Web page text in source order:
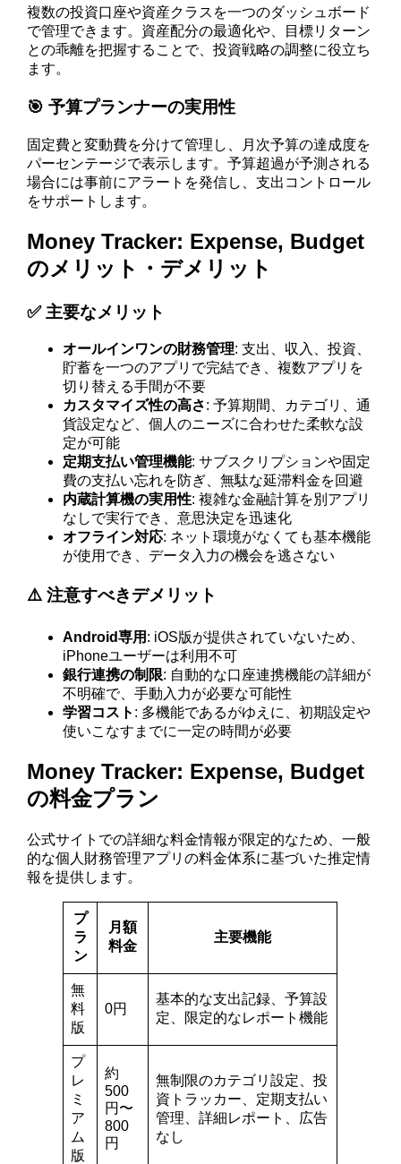
複数の投資口座や資産クラスを一つのダッシュボード
で管理できます。資産配分の最適化や、目標リターン
との乖離を把握することで、投資戦略の調整に役立ち
ます。
🎯 予算プランナーの実用性
固定費と変動費を分けて管理し、月次予算の達成度を
パーセンテージで表示します。予算超過が予測される
場合には事前にアラートを発信し、支出コントロール
をサポートします。
Money Tracker: Expense, Budget
のメリット・デメリット
✅ 主要なメリット
オールインワンの財務管理: 支出、収入、投資、
貯蓄を一つのアプリで完結でき、複数アプリを
切り替える手間が不要
カスタマイズ性の高さ: 予算期間、カテゴリ、通
貨設定など、個人のニーズに合わせた柔軟な設
定が可能
定期支払い管理機能: サブスクリプションや固定
費の支払い忘れを防ぎ、無駄な延滞料金を回避
内蔵計算機の実用性: 複雑な金融計算を別アプリ
なしで実行でき、意思決定を迅速化
オフライン対応: ネット環境がなくても基本機能
が使用でき、データ入力の機会を逃さない
⚠️ 注意すべきデメリット
Android専用 : iOS版が提供されていないため、
iPhoneユーザーは利用不可
銀行連携の制限: 自動的な口座連携機能の詳細が
不明確で、手動入力が必要な可能性
学習コスト : 多機能であるがゆえに、初期設定や
使いこなすまでに一定の時間が必要
Money Tracker: Expense, Budget
の料金プラン
公式サイトでの詳細な料金情報が限定的なため、一般
的な個人財務管理アプリの料金体系に基づいた推定情
報を提供します。
プ
ラ
ン
月額
料金
主要機能
無
料
版
0円
基本的な支出記録、予算設
定、限定的なレポート機能
プ
レ
ミ
ア
ム
版
約
500
円〜
800
円
無制限のカテゴリ設定、投
資トラッカー、定期支払い
管理、詳細レポート、広告
なし